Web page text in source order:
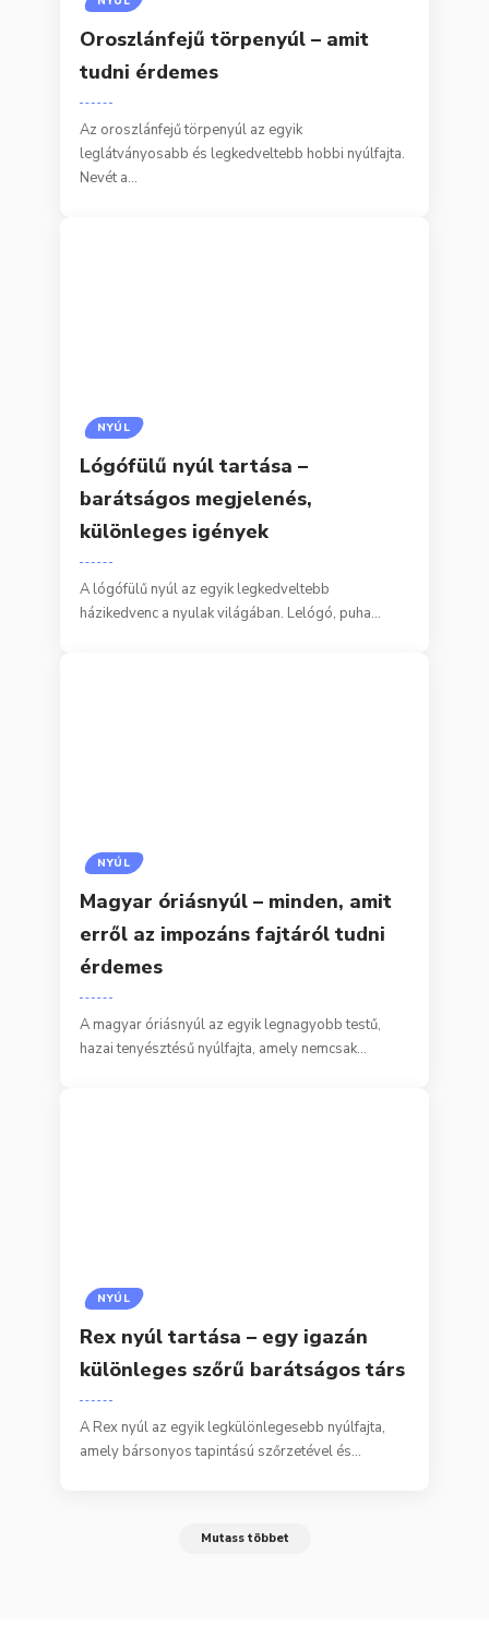
Oroszlánfejű törpenyúl – amit
tudni érdemes
Az oroszlánfejű törpenyúl az egyik
leglátványosabb és legkedveltebb hobbi nyúlfajta.
Nevét a…
NYÚL
Lógófülű nyúl tartása –
barátságos megjelenés,
különleges igények
A lógófülű nyúl az egyik legkedveltebb
házikedvenc a nyulak világában. Lelógó, puha…
NYÚL
Magyar óriásnyúl – minden, amit
erről az impozáns fajtáról tudni
érdemes
A magyar óriásnyúl az egyik legnagyobb testű,
hazai tenyésztésű nyúlfajta, amely nemcsak…
NYÚL
Rex nyúl tartása – egy igazán
különleges szőrű barátságos társ
A Rex nyúl az egyik legkülönlegesebb nyúlfajta,
amely bársonyos tapintású szőrzetével és…
Mutass többet